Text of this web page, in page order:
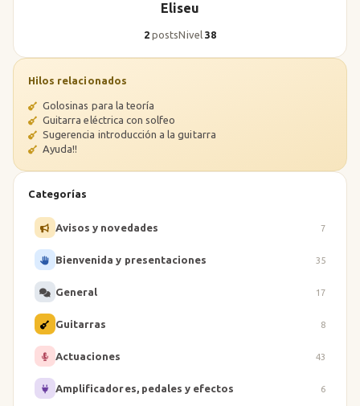
Eliseu
2 postsNivel 38
Hilos relacionados
Golosinas para la teoría
Guitarra eléctrica con solfeo
Sugerencia introducción a la guitarra
Ayuda!!
Categorías
Avisos y novedades 7
Bienvenida y presentaciones 35
General 17
Guitarras 8
Actuaciones 43
Amplificadores, pedales y efectos 6